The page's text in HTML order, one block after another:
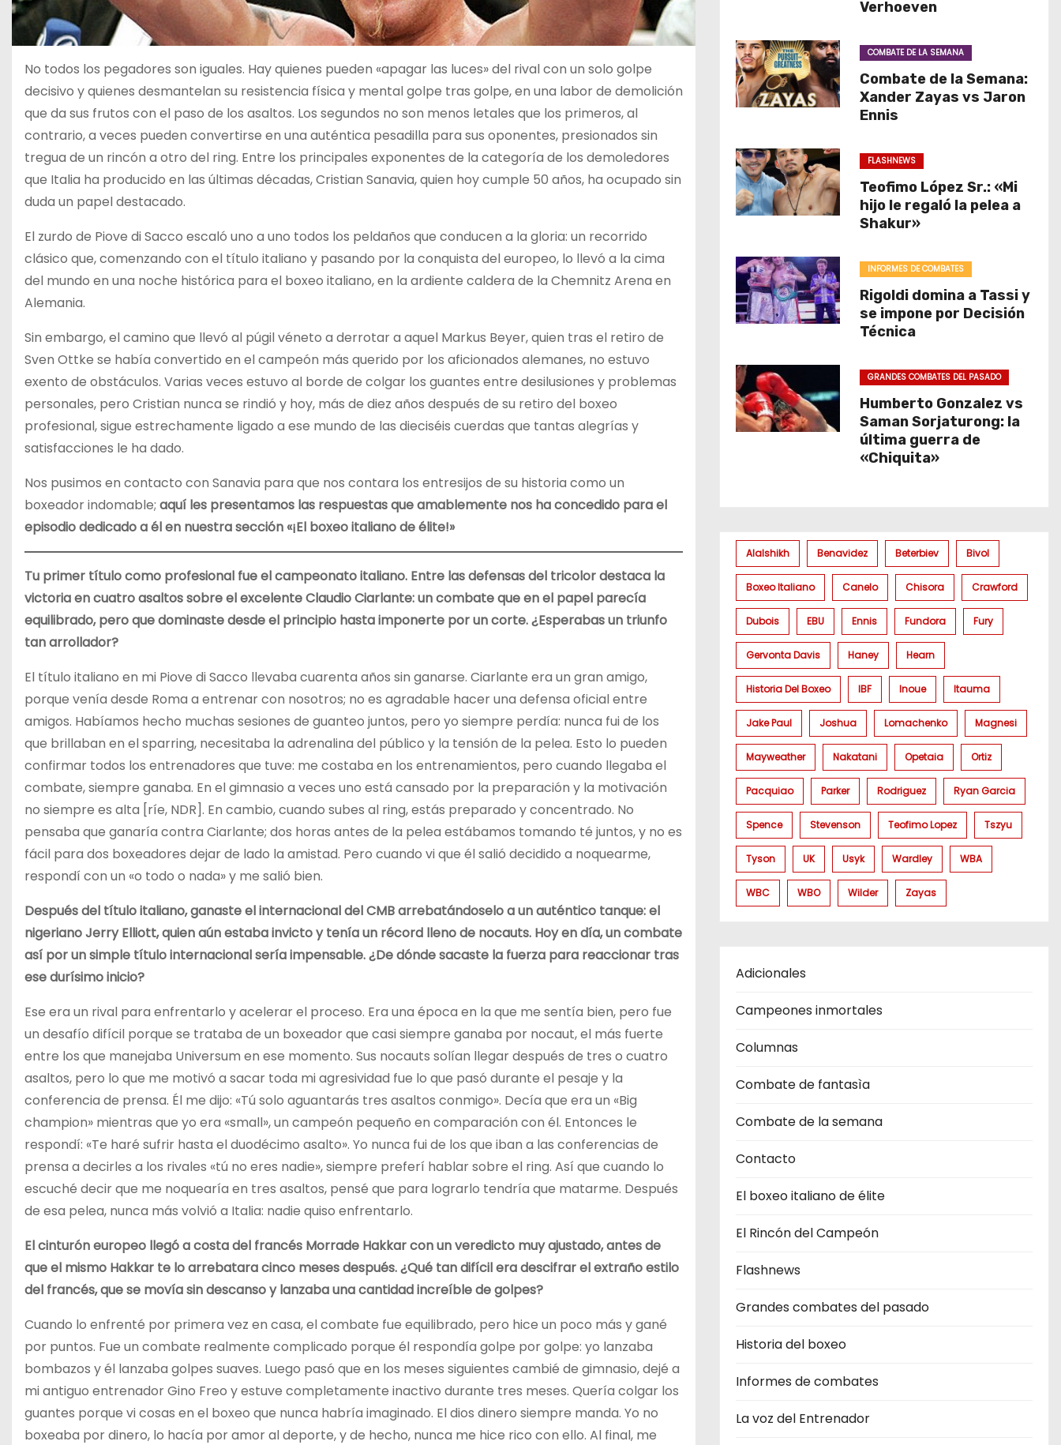
No todos los pegadores son iguales. Hay quienes pueden «apagar las luces» del rival con un solo golpe
decisivo y quienes desmantelan su resistencia física y mental golpe tras golpe, en una labor de demolición
que da sus frutos con el paso de los asaltos. Los segundos no son menos letales que los primeros, al
contrario, a veces pueden convertirse en una auténtica pesadilla para sus oponentes, presionados sin
tregua de un rincón a otro del ring. Entre los principales exponentes de la categoría de los demoledores
que Italia ha producido en las últimas décadas, Cristian Sanavia, quien hoy cumple 50 años, ha ocupado sin
duda un papel destacado.
El zurdo de Piove di Sacco escaló uno a uno todos los peldaños que conducen a la gloria: un recorrido
clásico que, comenzando con el título italiano y pasando por la conquista del europeo, lo llevó a la cima
del mundo en una noche histórica para el boxeo italiano, en la ardiente caldera de la Chemnitz Arena en
Alemania.
Sin embargo, el camino que llevó al púgil véneto a derrotar a aquel Markus Beyer, quien tras el retiro de
Sven Ottke se había convertido en el campeón más querido por los aficionados alemanes, no estuvo
exento de obstáculos. Varias veces estuvo al borde de colgar los guantes entre desilusiones y problemas
personales, pero Cristian nunca se rindió y hoy, más de diez años después de su retiro del boxeo
profesional, sigue estrechamente ligado a ese mundo de las dieciséis cuerdas que tantas alegrías y
satisfacciones le ha dado.
Nos pusimos en contacto con Sanavia para que nos contara los entresijos de su historia como un
boxeador indomable; aquí les presentamos las respuestas que amablemente nos ha concedido para el
episodio dedicado a él en nuestra sección «¡El boxeo italiano de élite!»
Tu primer título como profesional fue el campeonato italiano. Entre las defensas del tricolor destaca la
victoria en cuatro asaltos sobre el excelente Claudio Ciarlante: un combate que en el papel parecía
equilibrado, pero que dominaste desde el principio hasta imponerte por un corte. ¿Esperabas un triunfo
tan arrollador?
El título italiano en mi Piove di Sacco llevaba cuarenta años sin ganarse. Ciarlante era un gran amigo,
porque venía desde Roma a entrenar con nosotros; no es agradable hacer una defensa oficial entre
amigos. Habíamos hecho muchas sesiones de guanteo juntos, pero yo siempre perdía: nunca fui de los
que brillaban en el sparring, necesitaba la adrenalina del público y la tensión de la pelea. Esto lo pueden
confirmar todos los entrenadores que tuve: me costaba en los entrenamientos, pero cuando llegaba el
combate, siempre ganaba. En el gimnasio a veces uno está cansado por la preparación y la motivación
no siempre es alta [ríe, NDR]. En cambio, cuando subes al ring, estás preparado y concentrado. No
pensaba que ganaría contra Ciarlante; dos horas antes de la pelea estábamos tomando té juntos, y no es
fácil para dos boxeadores dejar de lado la amistad. Pero cuando vi que él salió decidido a noquearme,
respondí con un «o todo o nada» y me salió bien.
Después del título italiano, ganaste el internacional del CMB arrebatándoselo a un auténtico tanque: el
nigeriano Jerry Elliott, quien aún estaba invicto y tenía un récord lleno de nocauts. Hoy en día, un combate
así por un simple título internacional sería impensable. ¿De dónde sacaste la fuerza para reaccionar tras
ese durísimo inicio?
Ese era un rival para enfrentarlo y acelerar el proceso. Era una época en la que me sentía bien, pero fue
un desafío difícil porque se trataba de un boxeador que casi siempre ganaba por nocaut, el más fuerte
entre los que manejaba Universum en ese momento. Sus nocauts solían llegar después de tres o cuatro
asaltos, pero lo que me motivó a sacar toda mi agresividad fue lo que pasó durante el pesaje y la
conferencia de prensa. Él me dijo: «Tú solo aguantarás tres asaltos conmigo». Decía que era un «Big
champion» mientras que yo era «small», un campeón pequeño en comparación con él. Entonces le
respondí: «Te haré sufrir hasta el duodécimo asalto». Yo nunca fui de los que iban a las conferencias de
prensa a decirles a los rivales «tú no eres nadie», siempre preferí hablar sobre el ring. Así que cuando lo
escuché decir que me noquearía en tres asaltos, pensé que para lograrlo tendría que matarme. Después
de esa pelea, nunca más volvió a Italia: nadie quiso enfrentarlo.
El cinturón europeo llegó a costa del francés Morrade Hakkar con un veredicto muy ajustado, antes de
que el mismo Hakkar te lo arrebatara cinco meses después. ¿Qué tan difícil era descifrar el extraño estilo
del francés, que se movía sin descanso y lanzaba una cantidad increíble de golpes?
Cuando lo enfrenté por primera vez en casa, el combate fue equilibrado, pero hice un poco más y gané
por puntos. Fue un combate realmente complicado porque él respondía golpe por golpe: yo lanzaba
bombazos y él lanzaba golpes suaves. Luego pasó que en los meses siguientes cambié de gimnasio, dejé a
mi antiguo entrenador Gino Freo y estuve completamente inactivo durante tres meses. Quería colgar los
guantes porque vi cosas en el boxeo que nunca habría imaginado. El dios dinero siempre manda. Yo no
boxeaba por dinero, lo hacía por amor al deporte, y de hecho, nunca me hice rico con ello. Al final, me
Verhoeven
COMBATE DE LA SEMANA
Combate de la Semana:
Xander Zayas vs Jaron
Ennis
FLASHNEWS
Teofimo López Sr.: «Mi
hijo le regaló la pelea a
Shakur»
INFORMES DE COMBATES
Rigoldi domina a Tassi y
se impone por Decisión
Técnica
GRANDES COMBATES DEL PASADO
Humberto Gonzalez vs
Saman Sorjaturong: la
última guerra de
«Chiquita»
Alalshikh Benavidez Beterbiev Bivol
Boxeo Italiano Canelo Chisora Crawford
Dubois EBU Ennis Fundora Fury
Gervonta Davis Haney Hearn
Historia Del Boxeo IBF Inoue Itauma
Jake Paul Joshua Lomachenko Magnesi
Mayweather Nakatani Opetaia Ortiz
Pacquiao Parker Rodriguez Ryan Garcia
Spence Stevenson Teofimo Lopez Tszyu
Tyson UK Usyk Wardley WBA
WBC WBO Wilder Zayas
Adicionales
Campeones inmortales
Columnas
Combate de fantasìa
Combate de la semana
Contacto
El boxeo italiano de élite
El Rincón del Campeón
Flashnews
Grandes combates del pasado
Historia del boxeo
Informes de combates
La voz del Entrenador